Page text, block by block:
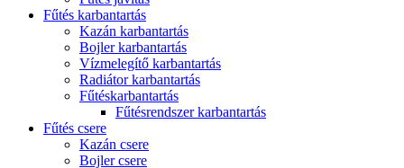
Fűtés karbantartás
Kazán karbantartás
Bojler karbantartás
Vízmelegítő karbantartás
Radiátor karbantartás
Fűtéskarbantartás
Fűtésrendszer karbantartás
Fűtés csere
Kazán csere
Bojler csere